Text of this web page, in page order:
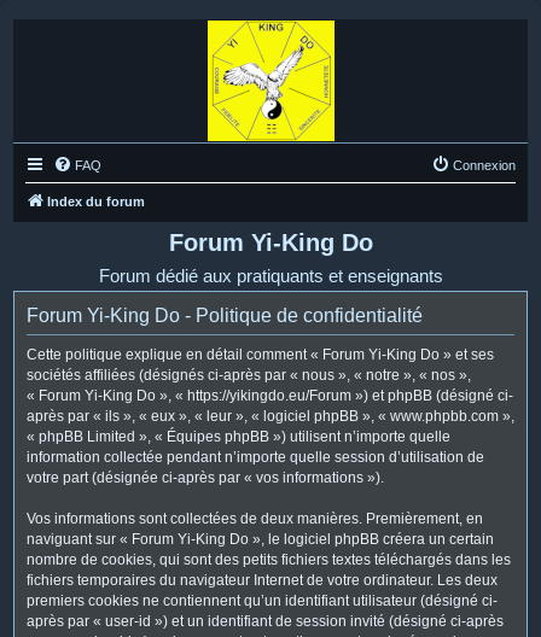
FAQ Connexion
Index du forum
Forum Yi-King Do
Forum dédié aux pratiquants et enseignants
Forum Yi-King Do - Politique de confidentialité
Cette politique explique en détail comment « Forum Yi-King Do » et ses
sociétés affiliées (désignés ci-après par « nous », « notre », « nos »,
« Forum Yi-King Do », « https://yikingdo.eu/Forum ») et phpBB (désigné ci-
après par « ils », « eux », « leur », « logiciel phpBB », « www.phpbb.com »,
« phpBB Limited », « Équipes phpBB ») utilisent n’importe quelle
information collectée pendant n’importe quelle session d’utilisation de
votre part (désignée ci-après par « vos informations »).
Vos informations sont collectées de deux manières. Premièrement, en
naviguant sur « Forum Yi-King Do », le logiciel phpBB créera un certain
nombre de cookies, qui sont des petits fichiers textes téléchargés dans les
fichiers temporaires du navigateur Internet de votre ordinateur. Les deux
premiers cookies ne contiennent qu’un identifiant utilisateur (désigné ci-
après par « user-id ») et un identifiant de session invité (désigné ci-après